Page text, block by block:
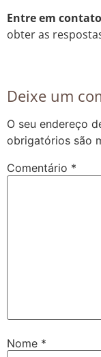
Entre em contato
obter as
Deixe um
O seu endereço
obrigatórios são
Comentário *
Nome *